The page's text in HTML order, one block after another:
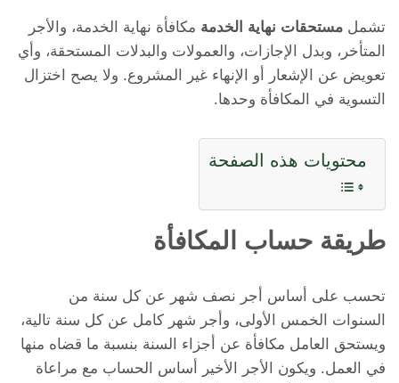
تشمل مستحقات نهاية الخدمة مكافأة نهاية الخدمة، والأجر
المتأخر، وبدل الإجازات، والعمولات والبدلات المستحقة، وأي
تعويض عن الإشعار أو الإنهاء غير المشروع. ولا يصح اختزال
التسوية في المكافأة وحدها.
محتويات هذه الصفحة
طريقة حساب المكافأة
تحسب على أساس أجر نصف شهر عن كل سنة من
السنوات الخمس الأولى، وأجر شهر كامل عن كل سنة تالية،
ويستحق العامل مكافأة عن أجزاء السنة بنسبة ما قضاه منها
في العمل. ويكون الأجر الأخير أساس الحساب مع مراعاة